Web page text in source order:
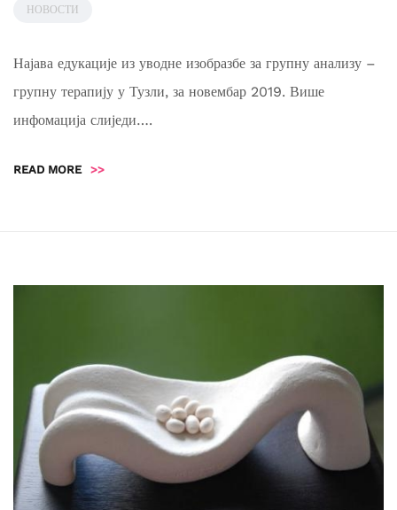
НОВОСТИ
Најава едукације из уводне изобразбе за групну анализу –
групну терапију у Тузли, за новембар 2019. Више
инфомација слиједи….
READ MORE >>